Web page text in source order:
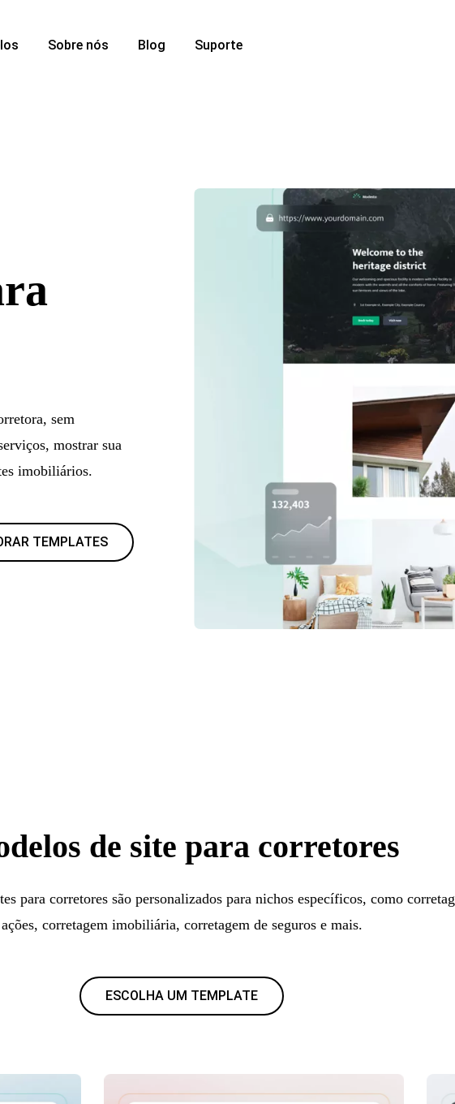
Sobre nós Blog Suporte
sem
mostrar sua
imobiliários.
TEMPLATES
de site para corretores
para corretores são personalizados para nichos específicos, como
ações, corretagem imobiliária, corretagem de seguros e mais.
ESCOLHA UM TEMPLATE